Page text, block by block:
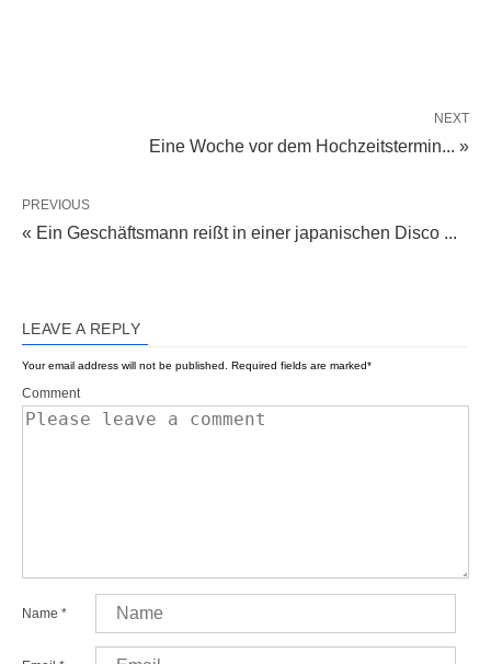
NEXT
Eine Woche vor dem Hochzeitstermin... »
PREVIOUS
« Ein Geschäftsmann reißt in einer japanischen Disco ...
LEAVE A REPLY
Your email address will not be published. Required fields are marked*
Comment
Name *